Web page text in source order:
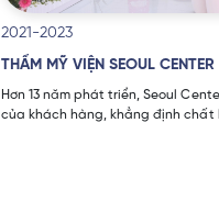
2021-2023
THẨM MỸ VIỆN SEOUL CENTER
Hơn 13 năm phát triển, Seoul
của khách hàng, khẳng định chất